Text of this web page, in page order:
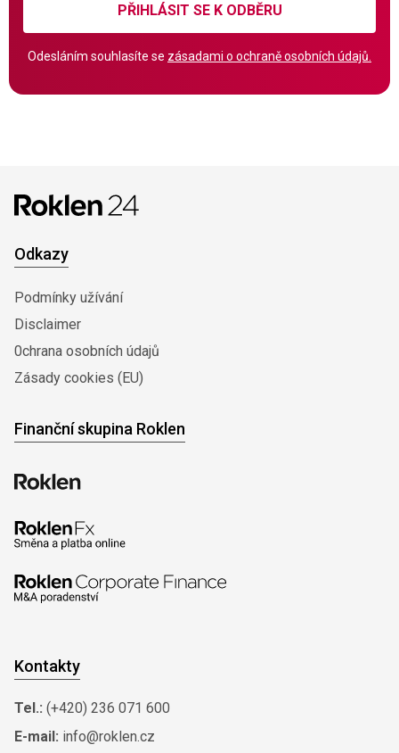
PŘIHLÁSIT SE K ODBĚRU
Odesláním souhlasíte se zásadami o ochraně osobních údajů.
Odkazy
Podmínky užívání
Disclaimer
0chrana osobních údajů
Zásady cookies (EU)
Finanční skupina Roklen
Kontakty
Tel.: (+420) 236 071 600
E-mail: info@roklen.cz